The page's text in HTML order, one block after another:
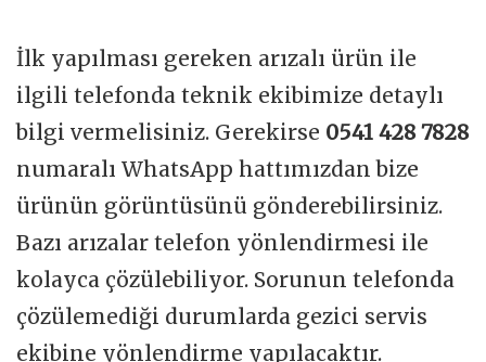
İlk yapılması gereken arızalı ürün ile
ilgili telefonda teknik ekibimize detaylı
bilgi vermelisiniz. Gerekirse 0541 428 7828
numaralı WhatsApp hattımızdan bize
ürünün görüntüsünü gönderebilirsiniz.
Bazı arızalar telefon yönlendirmesi ile
kolayca çözülebiliyor. Sorunun telefonda
çözülemediği durumlarda gezici servis
ekibine yönlendirme yapılacaktır.